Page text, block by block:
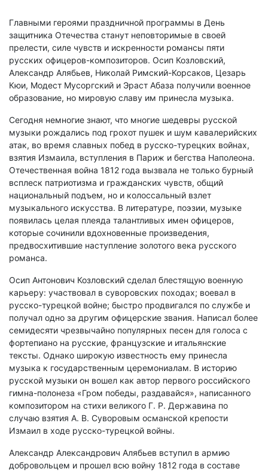
Главными героями праздничной программы в День
защитника Отечества станут неповторимые в своей
прелести, силе чувств и искренности романсы пяти
русских офицеров-композиторов. Осип Козловский,
Александр Алябьев, Николай Римский-Корсаков, Цезарь
Кюи, Модест Мусоргский и Эраст Абаза получили военное
образование, но мировую славу им принесла музыка.
Сегодня немногие знают, что многие шедевры русской
музыки рождались под грохот пушек и шум кавалерийских
атак, во время славных побед в русско-турецких войнах,
взятия Измаила, вступления в Париж и бегства Наполеона.
Отечественная война 1812 года вызвала не только бурный
всплеск патриотизма и гражданских чувств, общий
национальный подъем, но и колоссальный взлет
музыкального искусства. В литературе, поэзии, музыке
появилась целая плеяда талантливых имен офицеров,
которые сочинили вдохновенные произведения,
предвосхитившие наступление золотого века русского
романса.
Осип Антонович Козловский сделал блестящую военную
карьеру: участвовал в суворовских походах; воевал в
русско-турецкой войне; быстро продвигался по службе и
получал одно за другим офицерские звания. Написал более
семидесяти чрезвычайно популярных песен для голоса с
фортепиано на русские, французские и итальянские
тексты. Однако широкую известность ему принесла
музыка к государственным церемониалам. В историю
русской музыки он вошел как автор первого российского
гимна-полонеза «Гром победы, раздавайся», написанного
композитором на стихи великого Г. Р. Державина по
случаю взятия А. В. Суворовым османской крепости
Измаил в ходе русско-турецкой войны.
Александр Александрович Алябьев вступил в армию
добровольцем и прошел всю войну 1812 года в составе